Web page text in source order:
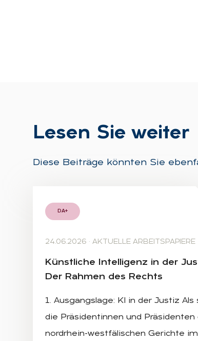
Le­sen Sie wei­ter
Diese Beiträge könnten Sie
DA+
24.06.2026 · AKTUELLE ARBEITSPAPIERE
Künst­li­che In­tel­li­genz in der
Der Rah­men des Rechts
1. Ausgangslage: KI in der Justiz Als
die Präsidentinnen und Präsidenten
nordrhein-westfälischen Gerichte im